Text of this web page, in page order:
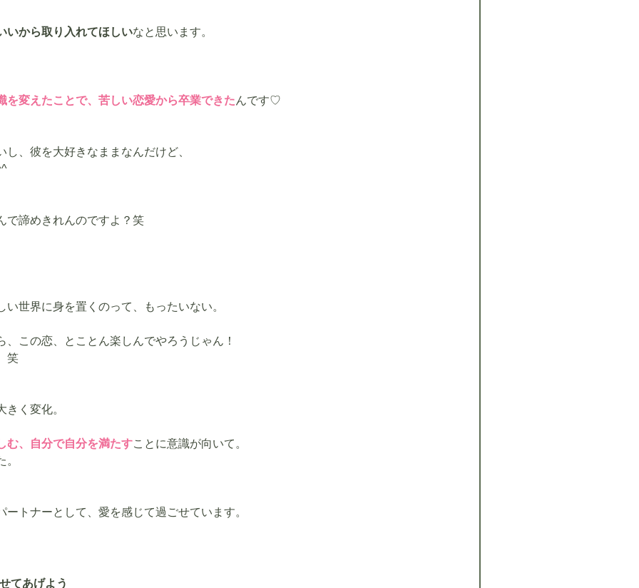
いから取り入れてほしいなと思います。
を変えたことで、苦しい恋愛から卒業できたんです♡
、彼を大好きなままなんだけど、
で諦めきれんのですよ？笑
い世界に身を置くのって、もったいない。
、この恋、とことん楽しんでやろうじゃん！
笑
く変化。
む、自分で自分を満たすことに意識が向いて。
ートナーとして、愛を感じて過ごせています。
てあげよう